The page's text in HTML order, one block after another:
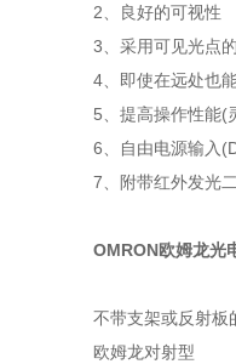
2、良好的可视性
3、采用可见光点
4、即使在远处也
5、提高操作性能(
6、自由电源输入
7、附带红外发光
OMRON欧姆龙光
不带支架或反射板
欧姆龙对射型